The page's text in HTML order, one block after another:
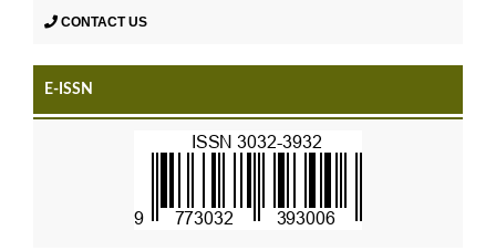
CONTACT US
E-ISSN